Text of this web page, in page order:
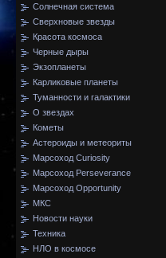
Солнечная система
Сверхновые звезды
Красота космоса
Черные дыры
Экзопланеты
Карликовые планеты
Туманности и галактики
О звездах
Кометы
Астероиды и метеориты
Марсоход Curiosity
Марсоход Perseverance
Марсоход Opportunity
МКС
Новости науки
Техника
НЛО в космосе